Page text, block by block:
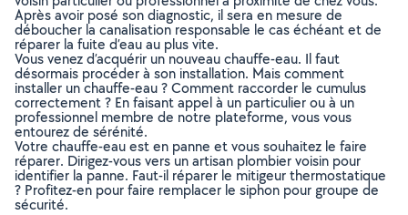
Après avoir posé son diagnostic, il sera en mesure de
déboucher la canalisation responsable le cas échéant et de
réparer la fuite d’eau au plus vite.
Vous venez d’acquérir un nouveau chauffe-eau. Il faut
désormais procéder à son installation. Mais comment
installer un chauffe-eau ? Comment raccorder le cumulus
correctement ? En faisant appel à un particulier ou à un
professionnel membre de notre plateforme, vous vous
entourez de sérénité.
Votre chauffe-eau est en panne et vous souhaitez le faire
réparer. Dirigez-vous vers un artisan plombier voisin pour
identifier la panne. Faut-il réparer le mitigeur thermostatique
? Profitez-en pour faire remplacer le siphon pour groupe de
sécurité.